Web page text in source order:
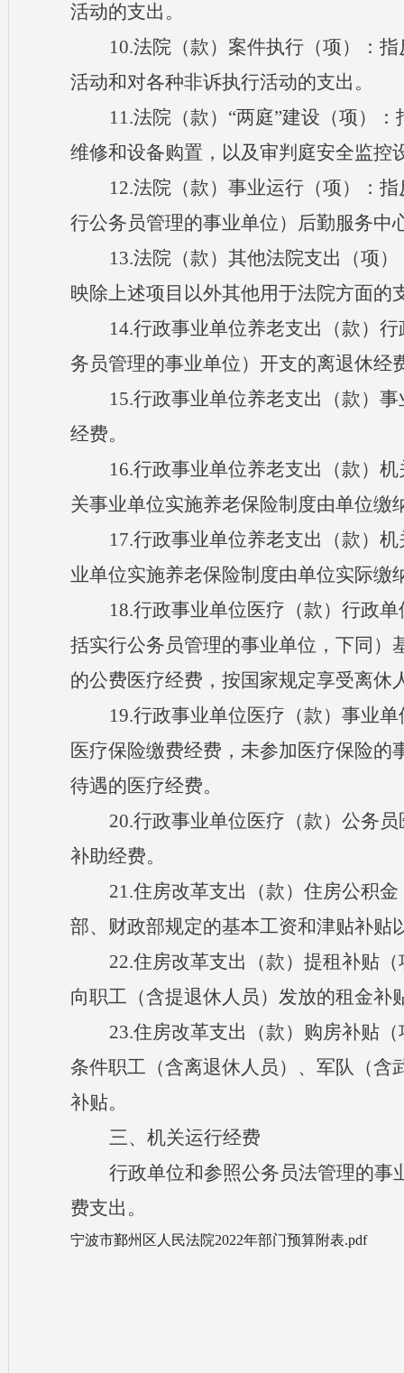
活动的支出。
10.法院（款）案件执行（项）：
活动和对各种非诉执行活动的支出。
11.法院（款） “两庭”建设（项）
维修和设备购置，以及审判庭安全监控
12.法院（款）事业运行（项）：
行公务员管理的事业单位）后勤服务中
13.法院（款）其他法院支出（项
映除上述项目以外其他用于法院方面的
14.行政事业单位养老支出（款）
务员管理的事业单位）开支的离退休经
15.行政事业单位养老支出（款）
经费。
16.行政事业单位养老支出（款）
关事业单位实施养老保险制度由单位缴
17.行政事业单位养老支出（款）
业单位实施养老保险制度由单位实际缴
18.行政事业单位医疗（款）行政
括实行公务员管理的事业单位，下同）
的公费医疗经费，按国家规定享受离休
19.行政事业单位医疗（款）事业
医疗保险缴费经费，未参加医疗保险的
待遇的医疗经费。
20.行政事业单位医疗（款）公务
补助经费。
21.住房改革支出（款）住房公积
部、财政部规定的基本工资和津贴补贴
22.住房改革支出（款）提租补贴
向职工（含提退休人员）发放的租金补
23.住房改革支出（款）购房补贴
条件职工（含离退休人员）、军队（含
补贴。
三、机关运行经费
行政单位和参照公务员法管理的事
费支出。
宁波市鄞州区人民法院2022年部门预算附表.pdf